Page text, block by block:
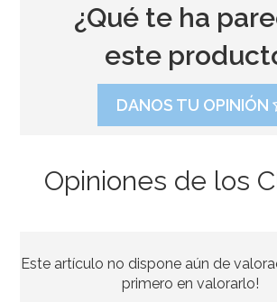
26,95€ 25,33€
¿Qué te ha
este
DANOS TU OPINIÓN
Opiniones de los
Este artículo no dispone aún de
primero en valorarlo!